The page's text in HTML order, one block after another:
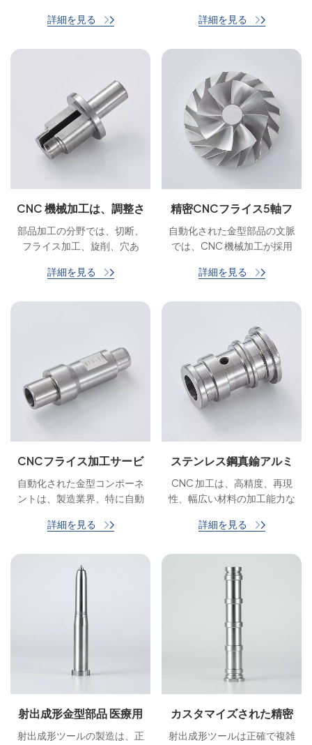
を保持、支持、位置決め、ま
詳細を見る
セスでさまざまな作業中にワ
ツールです。 これは産業用工
具の必須コンポーネントであ
り、自動車、航空宇宙、一般
製造業などの業界で一般的に
使用されています。
詳細を見る
CNC 機械加工は、調整さ
れたスペアパーツを処理
します
部品加工の分野では、切断、
フライス加工、旋削、穴あ
いプロセスに自動化を適用で
を防ぎ、全体的な生産性を向
上させます。
詳細を見る
精密CNCフライス5軸フ
ライス部品 アルミ部品
自動化された金型部品の文脈
では、CNC 機械加工が採用
ざまなコンポーネントが製造
詳細を見る
CNCフライス加工サービ
ス自動化部品
自動化された金型コンポーネ
ントは、製造業界、特に自動
で重要な役割を果たしていま
詳細を見る
ステンレス鋼真鍮アルミ
ニウムプラスチックOEM
CNC精密フライス盤旋盤
CNC 加工は、高精度、再現
性、幅広い材料の加工能力な
造に多くの利点をもたらしま
詳細を見る
射出成形金型部品 医療用
射出成形金型部品
射出成形ツールの製造は、正
カスタマイズされた精密
射出成形部品
射出成形ツールは正確で複雑